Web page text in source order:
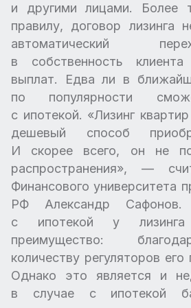
и другими лицами. Более
правилу, договор лизинга
автоматический
в собственность
выплат. Едва ли в
по популярности
с ипотекой. «Лизинг
дешевый способ
И скорее всего, он не
распространения», —
Финансового университета
РФ Александр
с ипотекой у
преимущество:
количеству регуляторов
Однако это является и
в случае с ипотекой